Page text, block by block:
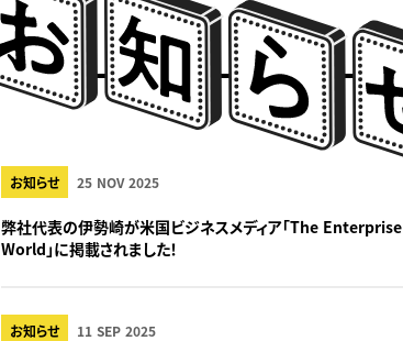
お知らせ 25 NOV 2025
弊社代表の伊勢崎が米国ビジネスメディア「The Enterprise
World」に掲載されました！
お知らせ 11 SEP 2025